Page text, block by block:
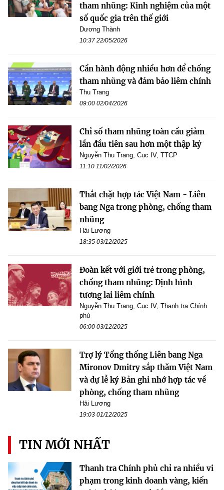
tham nhũng: Kinh nghiệm của một
số quốc gia trên thế giới
Dương Thành
10:37 22/05/2026
Cần hành động nhiều hơn để chống
tham nhũng và đảm bảo liêm chính
Thu Trang
09:00 02/04/2026
Chỉ số tham nhũng toàn cầu giảm
lần đầu tiên sau hơn một thập kỷ
Nguyễn Thu Trang, Cục IV, TTCP
11:10 11/02/2026
Thắt chặt hợp tác Việt Nam - Liên
bang Nga trong phòng, chống tham
nhũng
Hải Lương
18:35 03/12/2025
Đoàn kết với giới trẻ trong phòng,
chống tham nhũng: Định hình
tương lai liêm chính
Nguyễn Thu Trang, Cục IV, Thanh tra Chính
phủ
06:00 03/12/2025
Trợ lý Tổng thống Liên bang Nga
Mironov Dmitry sắp thăm Việt Nam
và dự lễ ký Bản ghi nhớ hợp tác về
phòng, chống tham nhũng
Hải Lương
19:03 01/12/2025
TIN MỚI NHẤT
Thanh tra Chính phủ chỉ ra nhiều vi
phạm trong kinh doanh vàng, kiến